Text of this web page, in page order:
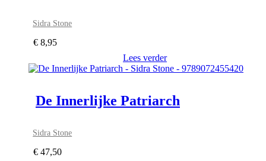
Sidra Stone
€ 8,95
Lees verder
De Innerlijke Patriarch
Sidra Stone
€ 47,50